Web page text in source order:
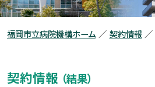
福岡市立病院機構ホーム 契約情報
契約情報 （結果）